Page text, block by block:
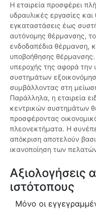
Η εταιρεία προσφέρει
υδραυλικές εργασίες
εγκαταστάσεις έως
αυτόνομης θέρμανσης,
ενδοδαπέδια θέρμανση,
υποβοήθησης
υπεροχής της αφορά την
συστημάτων
συμβάλλοντας στη
Παράλληλα, η εταιρεία
κεντρικών συστημάτων
προσφέροντας
πλεονεκτήματα. Η
απόκριση αποτελούν
ικανοποίηση των
Αξιολογήσεις
ιστότοπους
Μόνο οι